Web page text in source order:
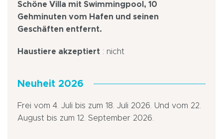
Schöne Villa mit Swimmingpool, 10
Gehminuten vom Hafen und seinen
Geschäften entfernt.
Haustiere akzeptiert : nicht
Neuheit 2026
Frei vom 4. Juli bis zum 18. Juli 2026. Und vom 22.
August bis zum 12. September 2026.